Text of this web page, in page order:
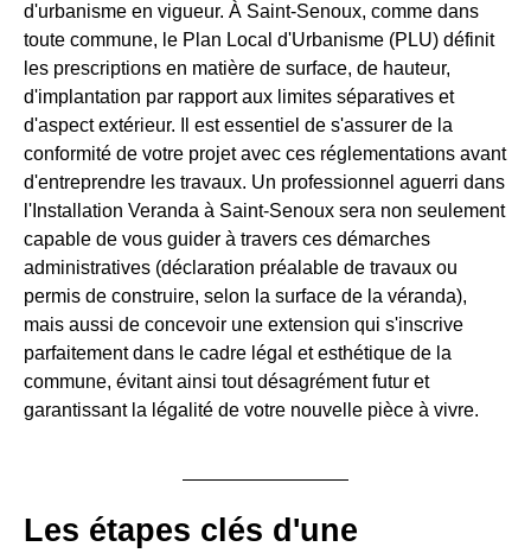
d'urbanisme en vigueur. À Saint-Senoux, comme dans
toute commune, le Plan Local d'Urbanisme (PLU) définit
les prescriptions en matière de surface, de hauteur,
d'implantation par rapport aux limites séparatives et
d'aspect extérieur. Il est essentiel de s'assurer de la
conformité de votre projet avec ces réglementations avant
d'entreprendre les travaux. Un professionnel aguerri dans
l'Installation Veranda à Saint-Senoux sera non seulement
capable de vous guider à travers ces démarches
administratives (déclaration préalable de travaux ou
permis de construire, selon la surface de la véranda),
mais aussi de concevoir une extension qui s'inscrive
parfaitement dans le cadre légal et esthétique de la
commune, évitant ainsi tout désagrément futur et
garantissant la légalité de votre nouvelle pièce à vivre.
Les étapes clés d'une